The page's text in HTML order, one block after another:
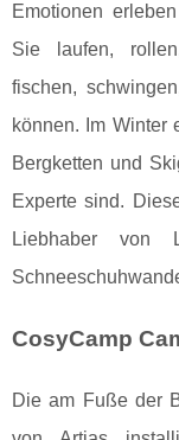
Emotionen
Sie laufen,
fischen,
können. Im Winter
Bergketten und
Experte sind.
Liebhaber von
CosyCamp
Die am Fuße der